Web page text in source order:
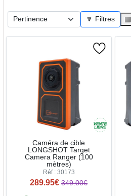
🔽 Filtres ▦
Caméra de cible
LONGSHOT Target
Camera Ranger (100
mètres)
Réf : 30173
289.95€ 349.00€